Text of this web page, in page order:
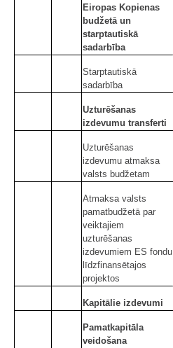
Eiropas Kopienas
budžetā un
starptautiskā
sadarbība
Starptautiskā
sadarbība
Uzturēšanas
izdevumu transferti
Uzturēšanas
izdevumu atmaksa
valsts budžetam
Atmaksa valsts
pamatbudžetā par
veiktajiem
uzturēšanas
izdevumiem ES fondu
līdzfinansētajos
projektos
Kapitālie izdevumi
Pamatkapitāla
veidošana